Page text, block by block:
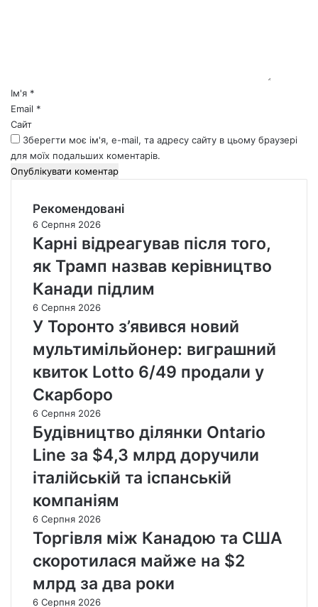
*
Ім'я *
Email *
Сайт
Зберегти моє ім'я, e-mail, та адресу сайту в цьому браузері
для моїх подальших коментарів.
Рекомендовані
6 Серпня 2026
Карні відреагував після того,
як Трамп назвав керівництво
Канади підлим
6 Серпня 2026
У Торонто з’явився новий
мультимільйонер: виграшний
квиток Lotto 6/49 продали у
Скарборо
6 Серпня 2026
Будівництво ділянки Ontario
Line за $4,3 млрд доручили
італійській та іспанській
компаніям
6 Серпня 2026
Торгівля між Канадою та США
скоротилася майже на $2
млрд за два роки
6 Серпня 2026